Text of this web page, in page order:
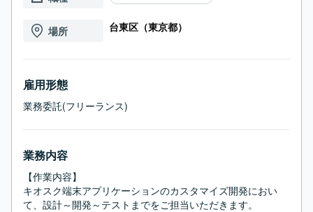
場所 台東区（東京都）
雇用形態
業務委託(フリーランス)
業務内容
【作業内容】
キオスク端末アプリケーションのカスタマイズ開発におい
て、設計～開発～テストまでをご担当いただきます。